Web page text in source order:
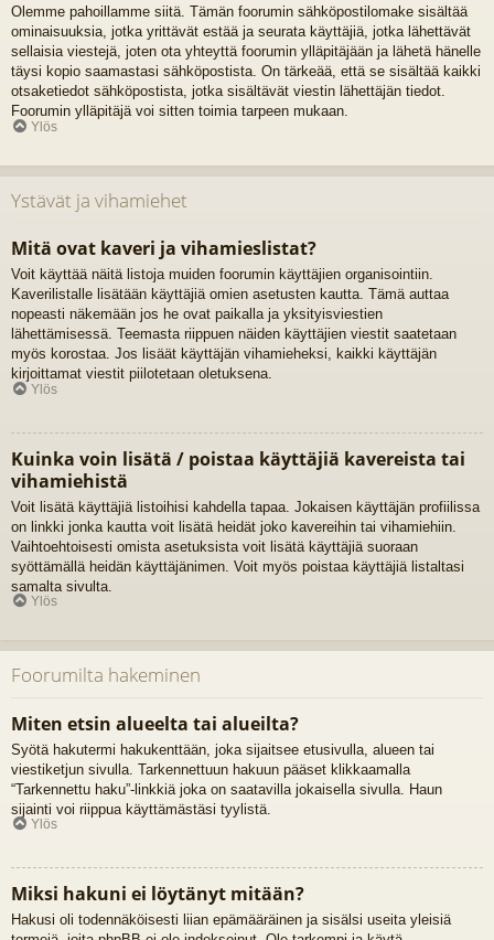
Olemme pahoillamme siitä. Tämän foorumin sähköpostilomake sisältää
ominaisuuksia, jotka yrittävät estää ja seurata käyttäjiä, jotka lähettävät
sellaisia viestejä, joten ota yhteyttä foorumin ylläpitäjään ja lähetä hänelle
täysi kopio saamastasi sähköpostista. On tärkeää, että se sisältää kaikki
otsaketiedot sähköpostista, jotka sisältävät viestin lähettäjän tiedot.
Foorumin ylläpitäjä voi sitten toimia tarpeen mukaan.
Ylös
Ystävät ja vihamiehet
Mitä ovat kaveri ja vihamieslistat?
Voit käyttää näitä listoja muiden foorumin käyttäjien organisointiin.
Kaverilistalle lisätään käyttäjiä omien asetusten kautta. Tämä auttaa
nopeasti näkemään jos he ovat paikalla ja yksityisviestien
lähettämisessä. Teemasta riippuen näiden käyttäjien viestit saatetaan
myös korostaa. Jos lisäät käyttäjän vihamieheksi, kaikki käyttäjän
kirjoittamat viestit piilotetaan oletuksena.
Ylös
Kuinka voin lisätä / poistaa käyttäjiä kavereista tai
vihamiehistä
Voit lisätä käyttäjiä listoihisi kahdella tapaa. Jokaisen käyttäjän profiilissa
on linkki jonka kautta voit lisätä heidät joko kavereihin tai vihamiehiin.
Vaihtoehtoisesti omista asetuksista voit lisätä käyttäjiä suoraan
syöttämällä heidän käyttäjänimen. Voit myös poistaa käyttäjiä listaltasi
samalta sivulta.
Ylös
Foorumilta hakeminen
Miten etsin alueelta tai alueilta?
Syötä hakutermi hakukenttään, joka sijaitsee etusivulla, alueen tai
viestiketjun sivulla. Tarkennettuun hakuun pääset klikkaamalla
“Tarkennettu haku”-linkkiä joka on saatavilla jokaisella sivulla. Haun
sijainti voi riippua käyttämästäsi tyylistä.
Ylös
Miksi hakuni ei löytänyt mitään?
Hakusi oli todennäköisesti liian epämääräinen ja sisälsi useita yleisiä